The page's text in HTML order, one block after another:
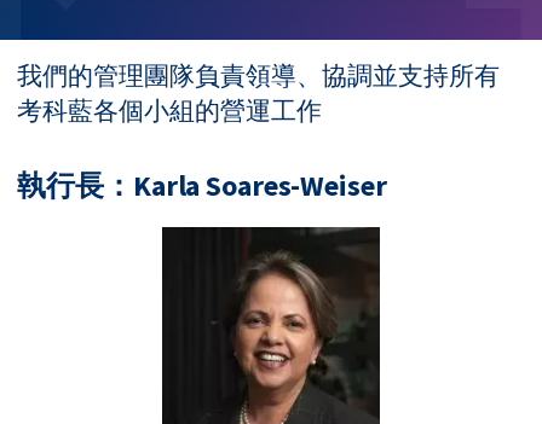
我們的管理團隊負責領導、協調並支持所有
考科藍各個小組的營運工作
執行長：Karla Soares-Weiser